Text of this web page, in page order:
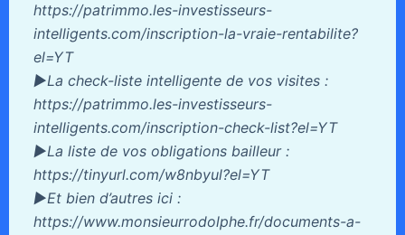
https://patrimmo.les-investisseurs-
intelligents.com/inscription-la-vraie-rentabilite?
el=YT
►La check-liste intelligente de vos visites :
https://patrimmo.les-investisseurs-
intelligents.com/inscription-check-list?el=YT
►La liste de vos obligations bailleur :
https://tinyurl.com/w8nbyul?el=YT
►Et bien d’autres ici :
https://www.monsieurrodolphe.fr/documents-a-